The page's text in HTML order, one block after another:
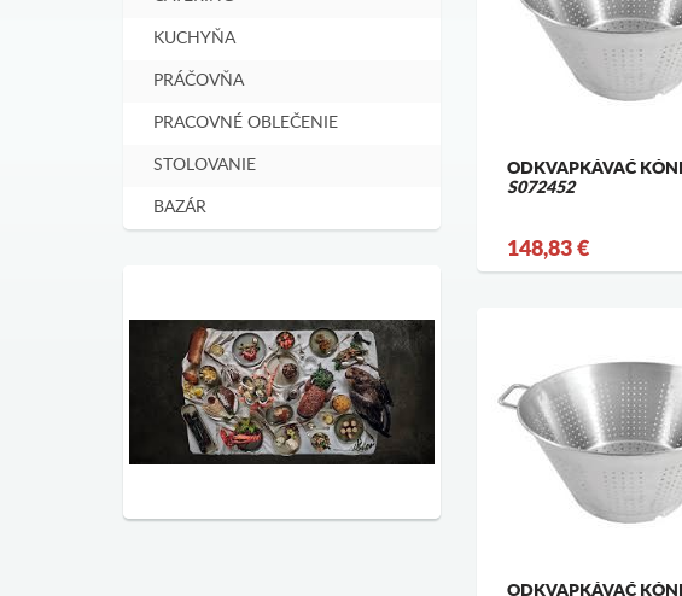
KUCHYŇA
PRÁČOVŇA
PRACOVNÉ OBLEČENIE
STOLOVANIE
BAZÁR
ODKVAPKÁVAČ
S072452
148,83 €
ODKVAPKÁVAČ